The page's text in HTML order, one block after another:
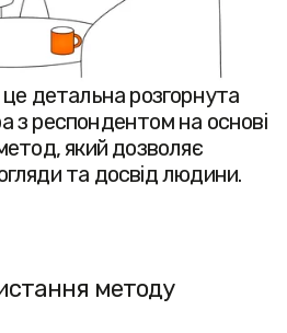
це детальна розгорнута
з респондентом на основі
який дозволяє
та досвід людини.
методу